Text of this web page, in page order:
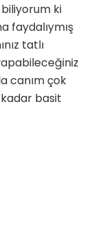
ki
faydalıymış
tatlı
canım çok
basit